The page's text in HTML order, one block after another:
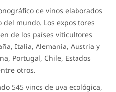
de vinos elaborados
del mundo. Los expositores
de los países viticultores
Italia, Alemania, Austria y
Portugal, Chile, Estados
otros.
545 vinos de uva ecológica,